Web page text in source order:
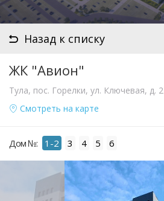
Назад к списку
ЖК "Авион"
Тула, пос. Горелки, ул. Ключевая, д. 2
Смотреть на карте
Дом №: 1-2 3 4 5 6